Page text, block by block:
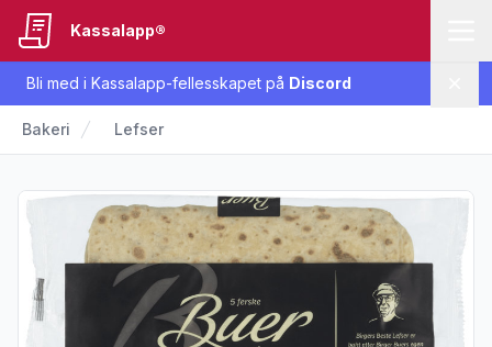
Bli med i Kassalapp-fellesskapet på Discord
Kassalapp®
Bakeri Lefser